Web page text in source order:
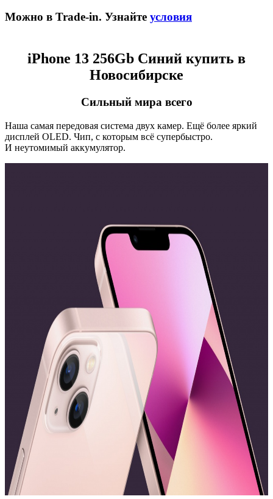
Можно в Trade-in. Узнайте условия
iPhone 13 256Gb Синий купить в
Новосибирске
Сильный мира всего
Наша самая передовая система двух камер. Ещё более яркий
дисплей OLED. Чип, с которым всё супербыстро.
И неутомимый аккумулятор.